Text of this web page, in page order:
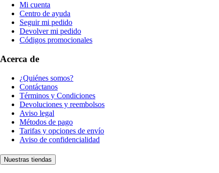
Mi cuenta
Centro de ayuda
Seguir mi pedido
Devolver mi pedido
Códigos promocionales
Acerca de
¿Quiénes somos?
Contáctanos
Términos y Condiciones
Devoluciones y reembolsos
Aviso legal
Métodos de pago
Tarifas y opciones de envío
Aviso de confidencialidad
Nuestras tiendas